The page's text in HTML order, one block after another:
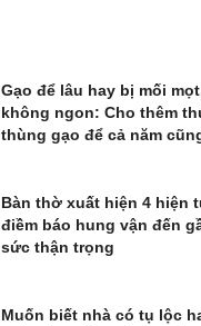
Gạo để lâu hay bị mối
không ngon: Cho thêm
thùng gạo để cả năm
Bàn thờ xuất hiện 4 hiện
điềm báo hung vận đến
sức thận trọng
Muốn biết nhà có tụ lộc